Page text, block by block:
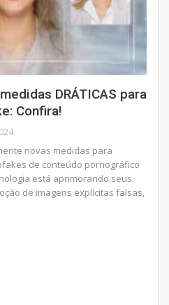
DRÁTICAS para
Confira!
novas medidas para
de conteúdo pornográfico
está aprimorando seus
de imagens explícitas falsas,